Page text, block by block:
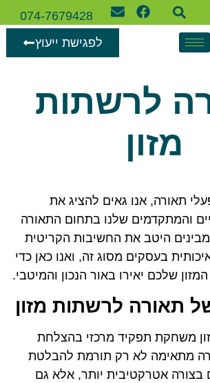
074-7679428
לפגישת ייעוץ
לרשתות
מזון
תאורה, אנו גאים להציג את
והמתקדמים שלנו בתחום התאורה
מבינים היטב את החשיבות הקריטית
בעסקים מסוג זה, ואנו כאן כדי
שלכם יאירו באור הנכון והמיטבי.
תאורה לרשתות מזון
משחקת תפקיד מרכזי בהצלחת
מתאימה לא רק תורמת להבלטת
בצורה אטרקטיבית יותר, אלא גם